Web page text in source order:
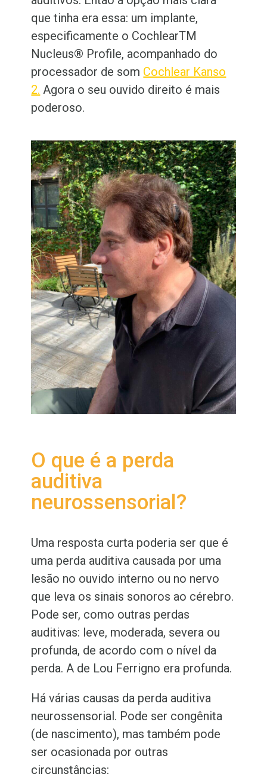
que tinha era essa: um implante,
especificamente o CochlearTM
Nucleus® Profile, acompanhado do
processador de som Cochlear Kanso
2. Agora o seu ouvido direito é mais
poderoso.
O que é a perda
auditiva
neurossensorial?
Uma resposta curta poderia ser que é
uma perda auditiva causada por uma
lesão no ouvido interno ou no nervo
que leva os sinais sonoros ao cérebro.
Pode ser, como outras perdas
auditivas: leve, moderada, severa ou
profunda, de acordo com o nível da
perda. A de Lou Ferrigno era profunda.
Há várias causas da perda auditiva
neurossensorial. Pode ser congênita
(de nascimento), mas também pode
ser ocasionada por outras
circunstâncias: